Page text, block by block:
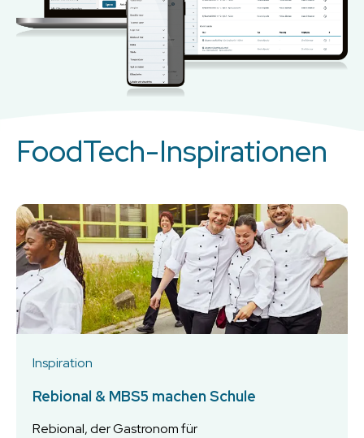
FoodTech-Inspirationen
Inspiration
Rebional & MBS5 machen Schule
Rebional, der Gastronom für